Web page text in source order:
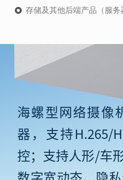
存储及其他后端产品（服务
海螺型网络摄像
器，支持H.265/
控；支持人形/车